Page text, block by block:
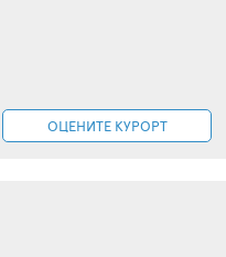
ОЦЕНИТЕ КУРОРТ